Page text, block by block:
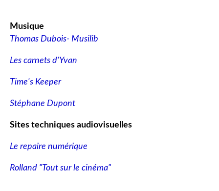
Musique
Thomas Dubois- Musilib
Les carnets d'Yvan
Time's Keeper
Stéphane Dupont
Sites techniques audiovisuelles
Le repaire numérique
Rolland "Tout sur le cinéma"